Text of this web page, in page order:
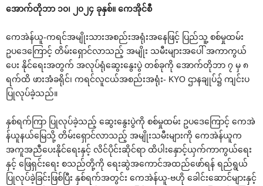
အောက်တိုဘာ ၁၀၊ ၂၀၂၄ ခုနှစ်။ ကေအိုင်စီ
ကေအဲန်ယူ-ကရင်အမျိုးသားအစည်းအရုံးအနေဖြင့် ပြည်သူ့ စစ်မှုထမ်း
ဥပဒေကြောင့် တိမ်းရှောင်လာသည့် အမျိုး သမီးများအပေါ် အကာကွယ်
ပေး နိုင်ရေးအတွက် အလုပ်ရုံဆွေးနွေးပွဲ တစ်ခုကို အောက်တိုဘာ ၇ မှ ၈
ရက်ထိ ဖားအံခရိုင်၊ ကရင်လူငယ်အစည်းအရုံး- KYO ဌာနချုပ်၌ ကျင်းပ
ပြုလုပ်ခဲ့သည်။
နှစ်ရက်ကြာ ပြုလုပ်ခဲ့သည့် ဆွေးနွေးပွဲကို စစ်မှုထမ်း ဥပဒေကြောင့် ကေအဲ
န်ယူနယ်မြေသို့ တိမ်းရှောင်လာသည့် အမျိုးသမီးများကို ကေအဲန်ယူက
အကူအညီပေးနိုင်ရေးနှင့် လိင်ပိုင်းဆိုင်ရာ ထိပါးနှောင့်ယှက်ကာကွယ်ရေး
နှင့် ဖြေရှင်းရေး စသည်တို့ကို ရေးဆွဲအကောင်အထည်ဖော်ရန် ရည်ရွယ်
ပြုလုပ်ခဲ့ခြင်းဖြစ်ပြီး နှစ်ရက်အတွင်း ကေအဲန်ယူ-ဗဟို ခေါင်းဆောင်များနှင့်